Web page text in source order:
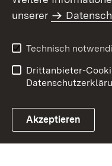
Benutzungshinweise
unserer
Technisch
Drittanbieter-
Akzeptieren